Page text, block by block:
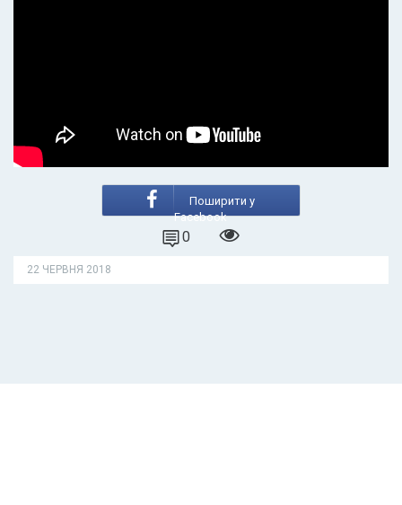
Поширити у
Facebook
0
22 ЧЕРВНЯ 2018